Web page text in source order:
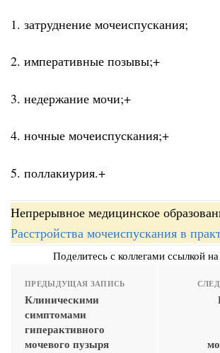
1. затруднение мочеиспускания;
2. императивные позывы;+
3. недержание мочи;+
4. ночные мочеиспускания;+
5. поллакиурия.+
Непрерывное медицинское
Расстройства мочеиспускания в
Поделитесь с коллегами ссылкой
ПРЕДЫДУЩАЯ ЗАПИСЬ
Клиническими
симптомами
гиперактивного
мочевого пузыря